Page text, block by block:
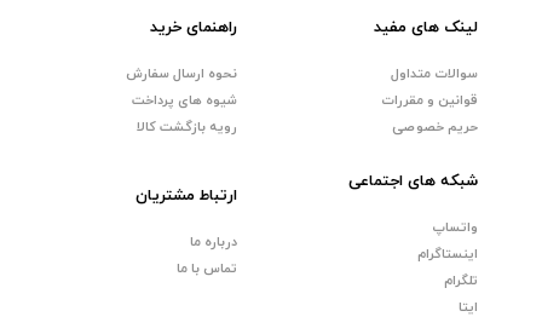
لینک های مفید
سوالات متداول
قوانین و مقررات
حریم خصوصی
راهنمای خرید
نحوه ارسال سفارش
شیوه های پرداخت
رویه بازگشت کالا
شبکه های اجتماعی
واتساپ
اینستاگرام
تلگرام
ایتا
ارتباط مشتریان
درباره ما
تماس با ما